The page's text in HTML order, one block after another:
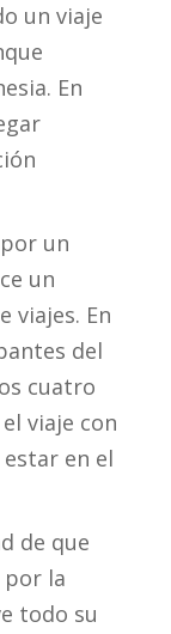
un viaje
En
un
un
viajes. En
del
cuatro
viaje con
en el
de que
por la
todo su